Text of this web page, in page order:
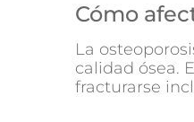
Cómo
La
calidad ósea.
fracturarse